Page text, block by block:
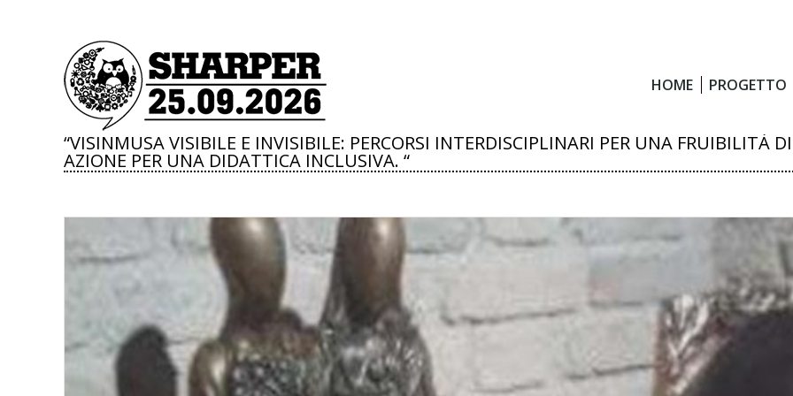
HOME PROGETTO
“VISINMUSA VISIBILE E INVISIBILE: PERCORSI INTERDISCIPLINARI PER UNA FRUIBILITÀ
AZIONE PER UNA DIDATTICA INCLUSIVA. “